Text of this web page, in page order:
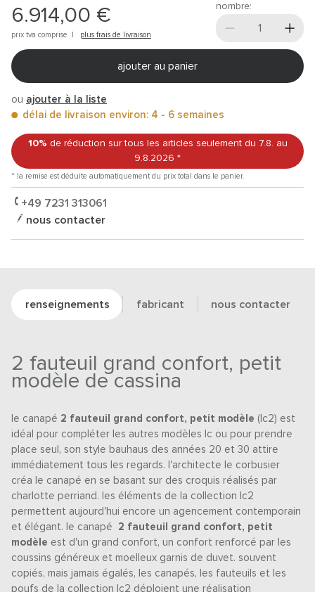
6.914,00 €
prix tva comprise | plus frais de livraison
nombre:
ajouter au panier
ou ajouter à la liste
délai de livraison environ: 4 - 6 semaines
10% de réduction sur tous les articles seulement du 7.8. au
9.8.2026 *
* la remise est déduite automatiquement du prix total dans le panier.
+49 7231 313061
nous contacter
renseignements fabricant nous contacter
2 fauteuil grand confort, petit
modèle de cassina
le canapé 2 fauteuil grand confort, petit modèle (lc2) est
idéal pour compléter les autres modèles lc ou pour prendre
place seul, son style bauhaus des années 20 et 30 attire
immédiatement tous les regards. l'architecte le corbusier
créa le canapé en se basant sur des croquis réalisés par
charlotte perriand. les éléments de la collection lc2
permettent aujourd'hui encore un agencement contemporain
et élégant. le canapé 2 fauteuil grand confort, petit
modèle est d'un grand confort, un confort renforcé par les
coussins généreux et moelleux garnis de duvet. souvent
copiés, mais jamais égalés, les canapés, les fauteuils et les
poufs de la collection lc2 déploient une réalisation